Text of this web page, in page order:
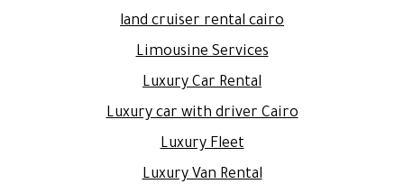
land cruiser rental cairo
Limousine Services
Luxury Car Rental
Luxury car with driver Cairo
Luxury Fleet
Luxury Van Rental